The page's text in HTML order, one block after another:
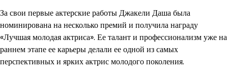
За свои первые актерские работы Джакели Даша была
номинирована на несколько премий и получила награду
«Лучшая молодая актриса». Ее талант и профессионализм уже на
раннем этапе ее карьеры делали ее одной из самых
перспективных и ярких актрис молодого поколения.